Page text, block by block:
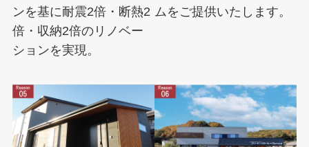
ンを基に耐震2倍・断熱2
倍・収納2倍のリノベー
ションを実現。
ムをご提供いたします。